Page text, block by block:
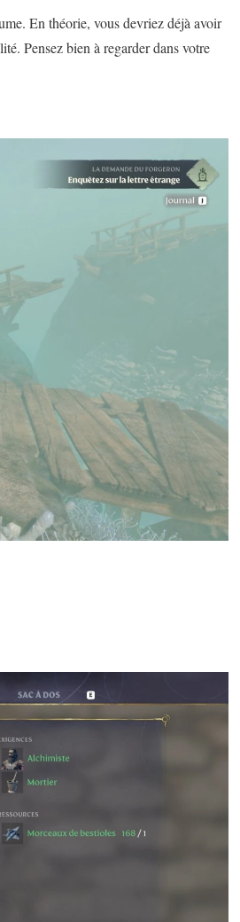
En théorie, vous devriez déjà avoir
Pensez bien à regarder dans votre